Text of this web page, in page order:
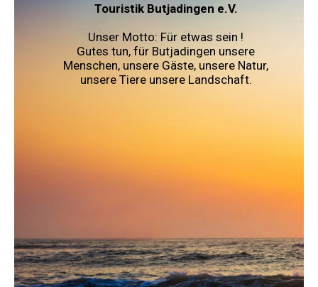
Touristik Butjadingen e.V.
Unser Motto: Für etwas sein !
Gutes tun, für Butjadingen unsere
Menschen, unsere Gäste, unsere Natur,
unsere Tiere unsere Landschaft.